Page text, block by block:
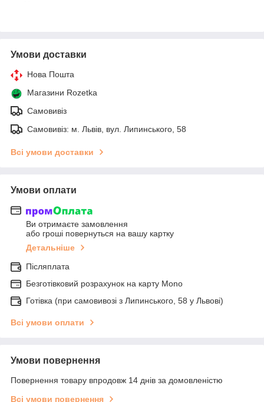
Умови доставки
Нова Пошта
Магазини Rozetka
Самовивіз
Самовивіз: м. Львів, вул. Липинського, 58
Всі умови доставки
Умови оплати
Ви отримаєте замовлення
або гроші повернуться на вашу картку
Детальніше
Післяплата
Безготівковий розрахунок на карту Mono
Готівка (при самовивозі з Липинського, 58 у Львові)
Всі умови оплати
Умови повернення
Повернення товару впродовж 14 днів за домовленістю
Всі умови повернення